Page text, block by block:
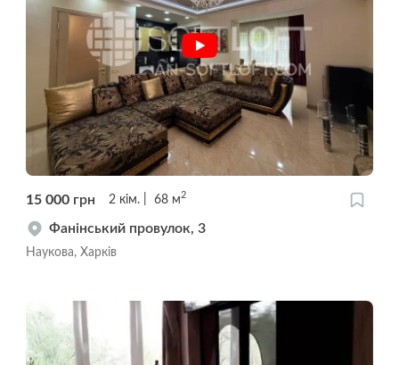
15 000 грн 2 кім. 68 м2
Фанінський провулок, 3
Наукова, Харків